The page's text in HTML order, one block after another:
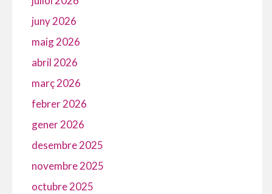
juny 2026
maig 2026
abril 2026
març 2026
febrer 2026
gener 2026
desembre 2025
novembre 2025
octubre 2025